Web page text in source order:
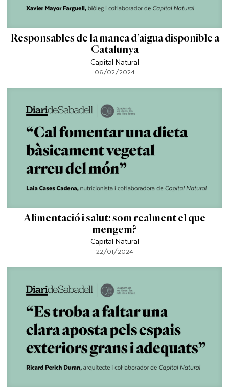
Responsables de la manca d’aigua disponible a
Catalunya
Capital Natural
06/02/2024
Alimentació i salut: som realment el que
mengem?
Capital Natural
22/01/2024